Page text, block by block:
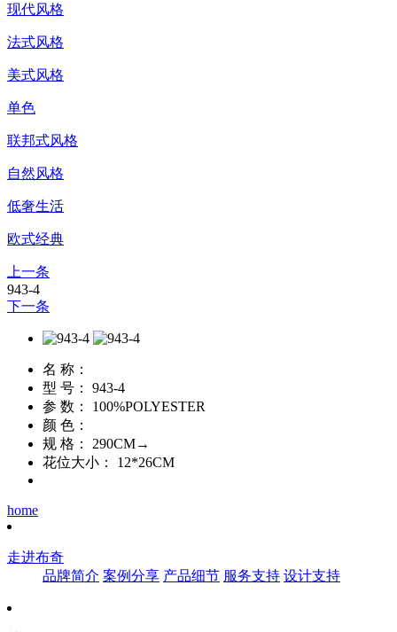
现代风格
法式风格
美式风格
单色
联邦式风格
自然风格
低奢生活
欧式经典
上一条
943-4
下一条
名 称：
型 号：
943-4
参 数：
100%POLYESTER
颜 色：
规 格：
290CM→
花位大小：
12*26CM
home
走进布奇
品牌简介 案例分享 产品细节 服务支持 设计支持